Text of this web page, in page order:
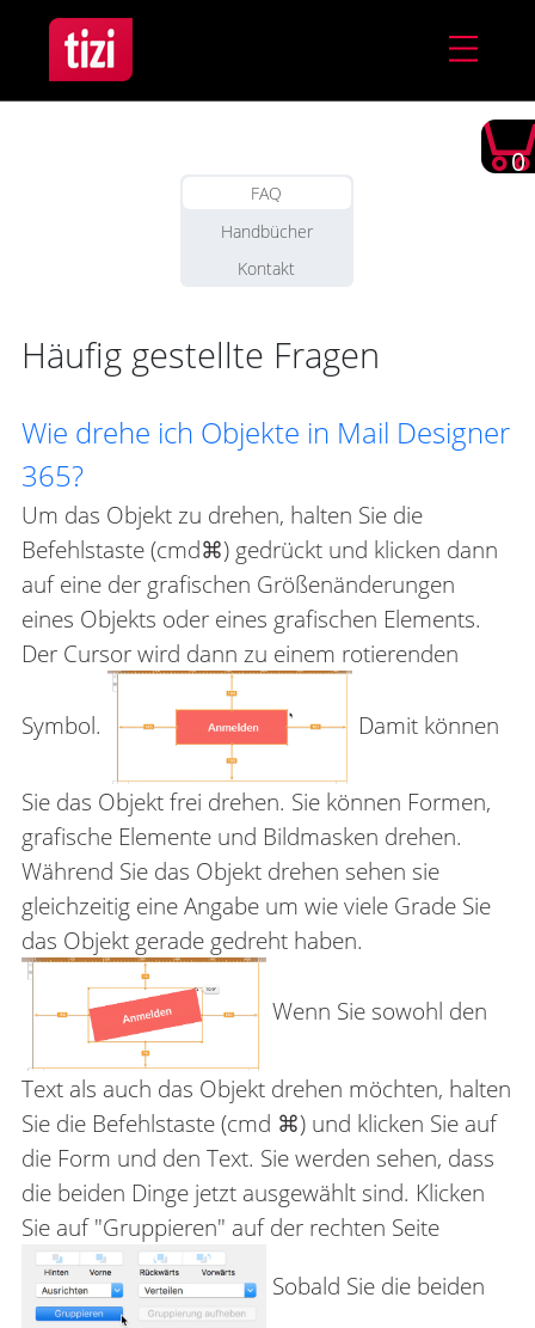
0
FAQ
Handbücher
Kontakt
Häufig gestellte Fragen
Wie drehe ich Objekte in Mail Designer
365?
Um das Objekt zu drehen, halten Sie die
Befehlstaste (cmd⌘) gedrückt und klicken dann
auf eine der grafischen Größenänderungen
eines Objekts oder eines grafischen Elements.
Der Cursor wird dann zu einem rotierenden
Symbol. Damit können
Sie das Objekt frei drehen. Sie können Formen,
grafische Elemente und Bildmasken drehen.
Während Sie das Objekt drehen sehen sie
gleichzeitig eine Angabe um wie viele Grade Sie
das Objekt gerade gedreht haben.
Wenn Sie sowohl den
Text als auch das Objekt drehen möchten, halten
Sie die Befehlstaste (cmd ⌘) und klicken Sie auf
die Form und den Text. Sie werden sehen, dass
die beiden Dinge jetzt ausgewählt sind. Klicken
Sie auf "Gruppieren" auf der rechten Seite
Sobald Sie die beiden